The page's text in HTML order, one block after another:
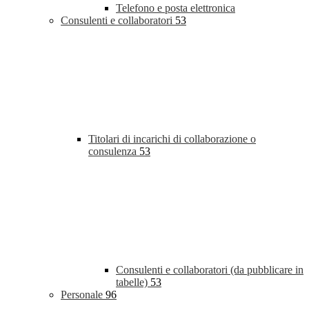
Telefono e posta elettronica
Consulenti e collaboratori 53
Titolari di incarichi di collaborazione o
consulenza 53
Consulenti e collaboratori (da pubblicare in
tabelle) 53
Personale 96